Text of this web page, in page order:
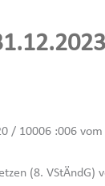
/ 10006 :006
(8. VStÄndG)